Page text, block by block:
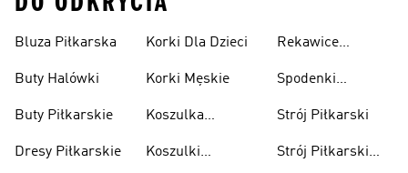
Bluza Piłkarska
Buty Halówki
Buty Piłkarskie
Dresy Piłkarskie
Korki Dla Dzieci
Korki Męskie
Koszulka
Koszulki
Rekawice
Spodenki
Strój Piłkarski
Strój Piłkarski